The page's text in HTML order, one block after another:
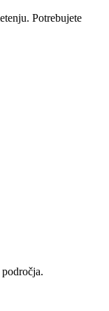
Potrebujete